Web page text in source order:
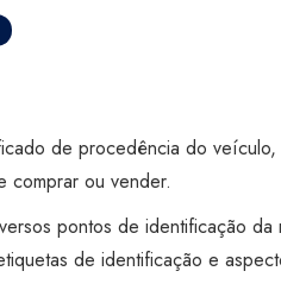
de procedência do
comprar ou vender.
pontos de identificação da
de identificação e